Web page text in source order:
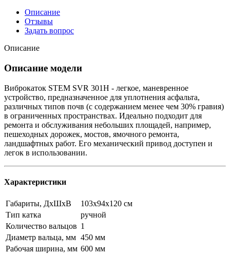
Описание
Отзывы
Задать вопрос
Описание
Описание модели
Виброкаток STEM SVR 301H - легкое, маневренное
устройство, предназначенное для уплотнения асфальта,
различных типов почв (с содержанием менее чем 30% гравия)
в ограниченных пространствах. Идеально подходит для
ремонта и обслуживания небольших площадей, например,
пешеходных дорожек, мостов, ямочного ремонта,
ландшафтных работ. Его механический привод доступен и
легок в использовании.
Характеристики
Габариты, ДхШхВ
103х94х120 см
Тип катка
ручной
Количество вальцов 1
Диаметр вальца, мм 450 мм
Рабочая ширина, мм 600 мм